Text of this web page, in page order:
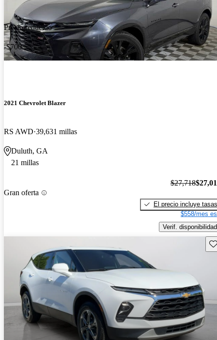
Precio reducido
-$700
2021 Chevrolet Blazer
RS AWD 39,631 millas
Duluth, GA
21 millas
Gran oferta
$27,718
El precio incluye tasas
$558/mes
Verif. disponibilidad